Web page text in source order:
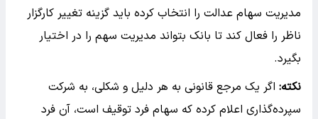
مدیریت سهام عدالت را انتخاب کرده باید گزینه تغییر کارگزار
ناظر را فعال کند تا بانک بتواند مدیریت سهم را در اختیار
بگیرد.
نکته: اگر یک مرجع قانونی به هر دلیل و شکلی، به شرکت
سپرده‌گذاری اعلام کرده که سهام فرد توقیف است، آن فرد